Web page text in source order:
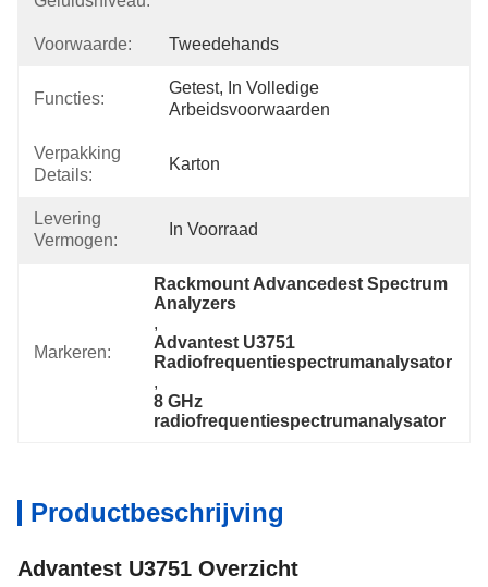
Voorwaarde: Tweedehands
Functies:
Getest, In Volledige
Arbeidsvoorwaarden
Verpakking
Details:
Karton
Levering
Vermogen:
In Voorraad
Markeren:
Rackmount Advancedest Spectrum
Analyzers
,
Advantest U3751
Radiofrequentiespectrumanalysator
,
8 GHz
radiofrequentiespectrumanalysator
Productbeschrijving
Advantest U3751 Overzicht